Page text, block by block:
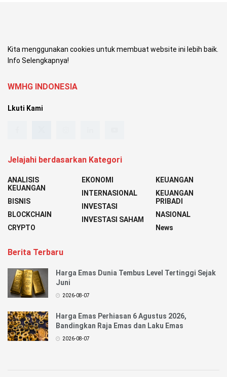
Kita menggunakan cookies untuk membuat website ini lebih baik.
Info Selengkapnya!
WMHG INDONESIA
Lkuti Kami
Jelajahi berdasarkan Kategori
ANALISIS
KEUANGAN
BISNIS
BLOCKCHAIN
CRYPTO
EKONOMI
INTERNASIONAL
INVESTASI
INVESTASI SAHAM
KEUANGAN
KEUANGAN
PRIBADI
NASIONAL
News
Berita Terbaru
Harga Emas Dunia Tembus Level Tertinggi Sejak
Juni
2026-08-07
Harga Emas Perhiasan 6 Agustus 2026,
Bandingkan Raja Emas dan Laku Emas
2026-08-07